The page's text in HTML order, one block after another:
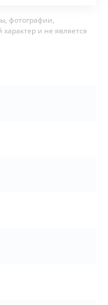
фотографии,
и не является